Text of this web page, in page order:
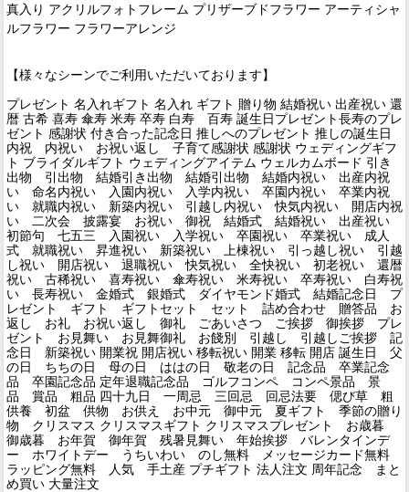
真入り アクリルフォトフレーム プリザーブドフラワー アーティシャ
ルフラワー フラワーアレンジ
【様々なシーンでご利用いただいております】
プレゼント 名入れギフト 名入れ ギフト 贈り物 結婚祝い 出産祝い 還
暦 古希 喜寿 傘寿 米寿 卒寿 白寿 百寿 誕生日プレゼント長寿のプレ
ゼント 感謝状 付き合った記念日 推しへのプレゼント 推しの誕生日
内祝 内祝い お祝い返し 子育て感謝状 感謝状 ウェディングギフ
ト ブライダルギフト ウェディングアイテム ウェルカムボード 引き
出物 引出物 結婚引き出物 結婚引出物 結婚内祝い 出産内祝
い 命名内祝い 入園内祝い 入学内祝い 卒園内祝い 卒業内祝
い 就職内祝い 新築内祝い 引越し内祝い 快気内祝い 開店内祝
い 二次会 披露宴 お祝い 御祝 結婚式 結婚祝い 出産祝い
初節句 七五三 入園祝い 入学祝い 卒園祝い 卒業祝い 成人
式 就職祝い 昇進祝い 新築祝い 上棟祝い 引っ越し祝い 引越
し祝い 開店祝い 退職祝い 快気祝い 全快祝い 初老祝い 還暦
祝い 古稀祝い 喜寿祝い 傘寿祝い 米寿祝い 卒寿祝い 白寿祝
い 長寿祝い 金婚式 銀婚式 ダイヤモンド婚式 結婚記念日 プ
レゼント ギフト ギフトセット セット 詰め合わせ 贈答品 お
返し お礼 お祝い返し 御礼 ごあいさつ ご挨拶 御挨拶 プレ
ゼント お見舞い お見舞御礼 お餞別 引越し 引越しご挨拶 記
念日 新築祝い 開業祝 開店祝い 移転祝い 開業 移転 開店 誕生日 父
の日 ちちの日 母の日 ははの日 敬老の日 記念品 卒業記念
品 卒園記念品 定年退職記念品 ゴルフコンペ コンペ景品 景
品 賞品 粗品 四十九日 一周忌 三回忌 回忌法要 偲び草 粗
供養 初盆 供物 お供え お中元 御中元 夏ギフト 季節の贈り
物 クリスマス クリスマスギフト クリスマスプレゼント お歳暮
御歳暮 お年賀 御年賀 残暑見舞い 年始挨拶 バレンタインデ
ー ホワイトデー うちいわい のし無料 メッセージカード無料
ラッピング無料 人気 手土産 プチギフト 法人注文 周年記念 まと
め買い 大量注文